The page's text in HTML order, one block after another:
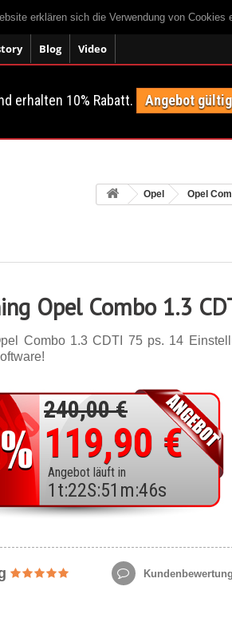
erklären sich die Verwendung von Cookies
Blog Video
erhalten 10% Rabatt. Angebot
Opel Opel
Opel Combo 1.3
Combo 1.3 CDTI 75 ps. 14
240,00 €
119,90 €
Angebot läuft in
1 t:22S:51 m:44s